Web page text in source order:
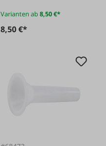
Varianten ab8,50 €*
8,50 €*